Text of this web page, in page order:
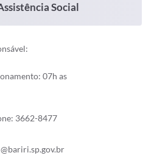
Social
07h as
3662-8477